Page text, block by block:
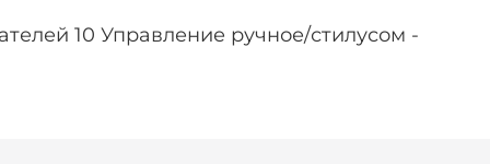
10 Управление ручное/стилусом -